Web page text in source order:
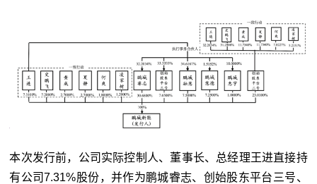
本次发行前，公司实际控制人、董事长、总经理王进直接持
有公司7.31%股份，并作为鹏城睿志、创始股东平台三号、